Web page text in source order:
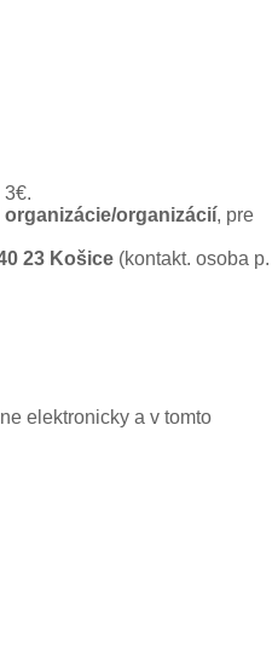
organizácií, pre
23 Košice (kontakt. osoba p.
elektronicky a v tomto